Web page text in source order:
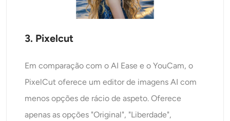
3. Pixelcut
Em comparação com o AI Ease e o YouCam, o
PixelCut oferece um editor de imagens AI com
menos opções de rácio de aspeto. Oferece
apenas as opções "Original", "Liberdade",